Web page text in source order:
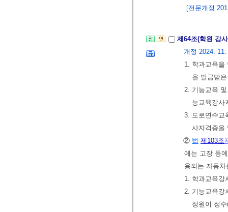
[전문개정
제64조(학원 강
개정 2024.
1. 학과교육을
을 발급받
2. 기능교육
능교육강사
3. 도로연수교
사자격증을
② 법 제103조
에는 고장 등
용되는 자동
1. 학과교육강
2. 기능교육강
정원이 정